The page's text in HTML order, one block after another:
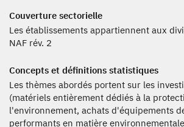
Couverture sectorielle
Les établissements appartiennent aux
NAF rév. 2
Concepts et définitions statistiques
Les thèmes abordés portent sur les
(matériels entièrement dédiés à la
l'environnement, achats d'équipements
performants en matière